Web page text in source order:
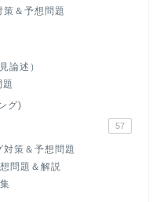
＆予想問題
論述）
題
グ)
57
策＆予想問題
問題＆解説